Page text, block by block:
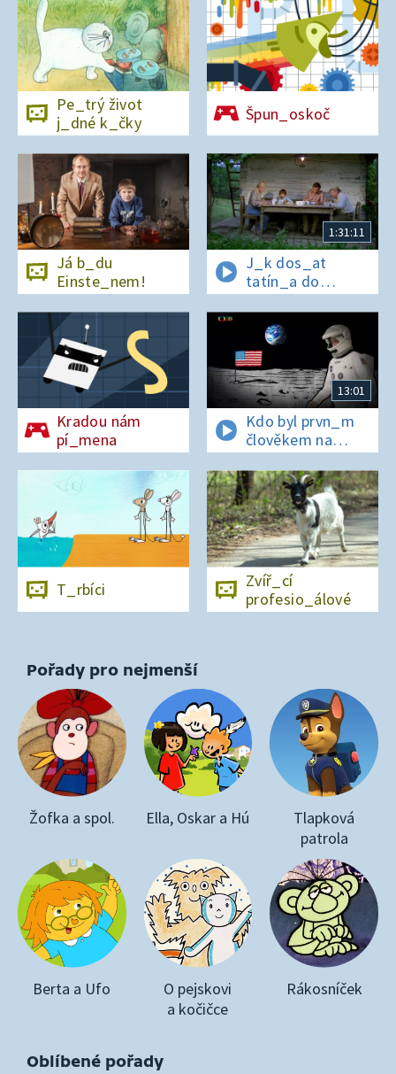
Pe_trý život
j_dné k_čky
Špun_oskoč
Já b_du
Einste_nem!
1:31:11
J_k dos_at
tatín_a do
polepš_vny
Kradou nám
pí_mena
13:01
Kdo byl prvn_m
člověkem na
Měs_ci?
T_rbíci
Zvíř_cí
profesio_álové
Pořady pro nejmenší
Žofka a spol. Ella, Oskar a Hú
Tlapková
patrola
Berta a Ufo
O pejskovi
a kočičce
Rákosníček
Oblíbené pořady